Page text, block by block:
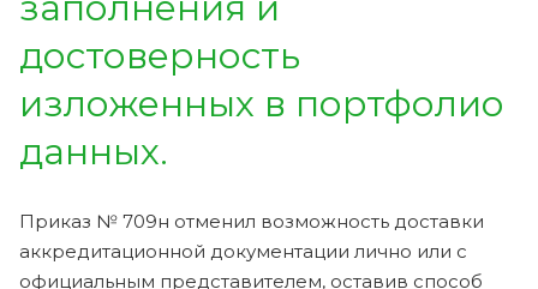
достоверность
изложенных в портфолио
данных.
Приказ № 709н отменил возможность доставки
аккредитационной документации лично или с
официальным представителем, оставив способ